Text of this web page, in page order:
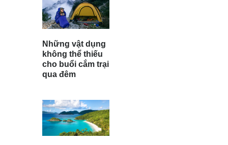
Những vật dụng
không thể thiếu
cho buổi cắm trại
qua đêm